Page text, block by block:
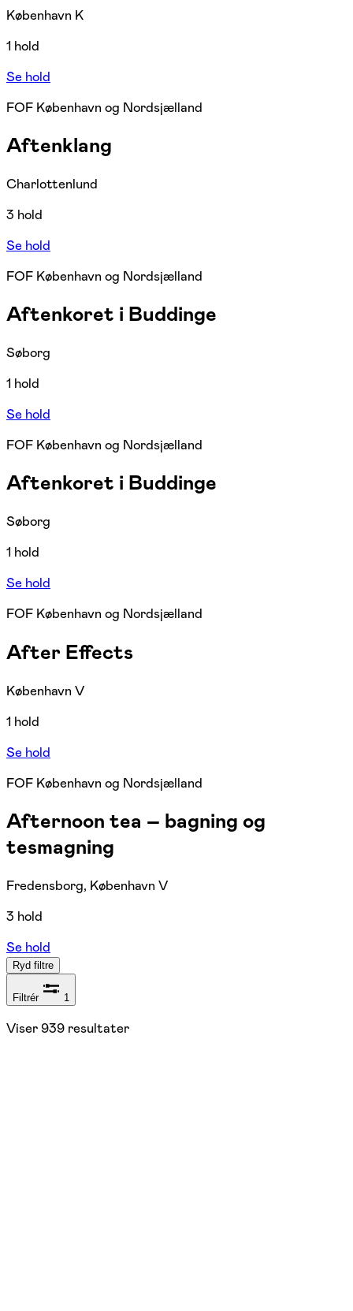
København K
1 hold
Se hold
FOF København og Nordsjælland
Aftenklang
Charlottenlund
3 hold
Se hold
FOF København og Nordsjælland
Aftenkoret i Buddinge
Søborg
1 hold
Se hold
FOF København og Nordsjælland
Aftenkoret i Buddinge
Søborg
1 hold
Se hold
FOF København og Nordsjælland
After Effects
København V
1 hold
Se hold
FOF København og Nordsjælland
Afternoon tea – bagning og
tesmagning
Fredensborg, København V
3 hold
Se hold
Ryd filtre
Filtrér 1
Viser 939 resultater